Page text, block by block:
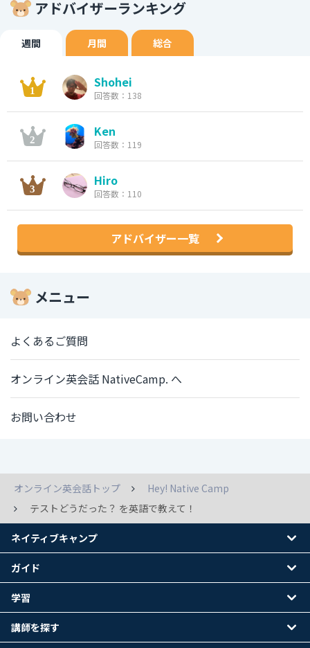
アドバイザーランキング
週間 月間 総合
Shohei
回答数：138
Ken
回答数：119
Hiro
回答数：110
アドバイザー一覧
メニュー
よくあるご質問
オンライン英会話 NativeCamp. へ
お問い合わせ
オンライン英会話トップ
Hey! Native Camp
テストどうだった？ を英語で教えて！
ネイティブキャンプ
ガイド
学習
講師を探す